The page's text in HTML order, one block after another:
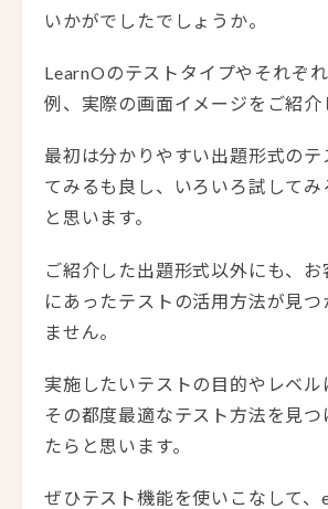
いかがでしたでしょうか。
LearnOのテストタイプやそれぞ
例、実際の画面イメージをご紹介
最初は分かりやすい出題形式のテ
てみるも良し、いろいろ試して
と思います。
ご紹介した出題形式以外にも、
にあったテストの活用方法が見
ません。
実施したいテストの目的やレベル
その都度最適なテスト方法を見つ
たらと思います。
ぜひテスト機能を使いこなして、